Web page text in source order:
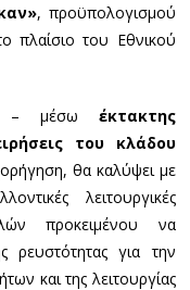
, προϋπολογισμού
πλαίσιο του Εθνικού
– μέσω έκτακτης
του κλάδου
θα καλύψει με
λειτουργικές
προκειμένου να
ρευστότητας για την
και της λειτουργίας